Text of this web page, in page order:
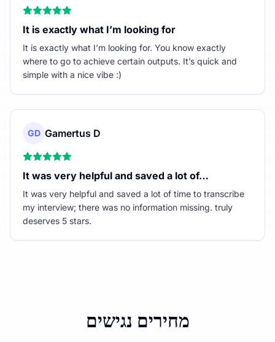
It is exactly what I’m looking for
It is exactly what I’m looking for. You know exactly
where to go to achieve certain outputs. It’s quick and
simple with a nice vibe :)
GD Gamertus D
It was very helpful and saved a lot of…
It was very helpful and saved a lot of time to transcribe
my interview; there was no information missing. truly
deserves 5 stars.
מחירים נגישים